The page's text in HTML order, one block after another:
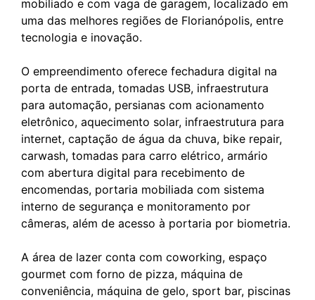
mobiliado e com vaga de garagem, localizado em
uma das melhores regiões de Florianópolis, entre
tecnologia e inovação.
O empreendimento oferece fechadura digital na
porta de entrada, tomadas USB, infraestrutura
para automação, persianas com acionamento
eletrônico, aquecimento solar, infraestrutura para
internet, captação de água da chuva, bike repair,
carwash, tomadas para carro elétrico, armário
com abertura digital para recebimento de
encomendas, portaria mobiliada com sistema
interno de segurança e monitoramento por
câmeras, além de acesso à portaria por biometria.
A área de lazer conta com coworking, espaço
gourmet com forno de pizza, máquina de
conveniência, máquina de gelo, sport bar, piscinas